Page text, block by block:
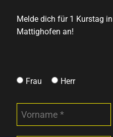
Melde dich für 1 Kurstag
Mattighofen an!
Frau Herr